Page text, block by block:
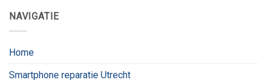
NAVIGATIE
Home
Smartphone reparatie Utrecht